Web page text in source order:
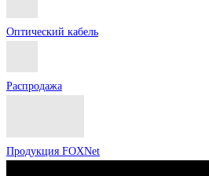
Оптический кабель
Распродажа
Продукция FOXNet